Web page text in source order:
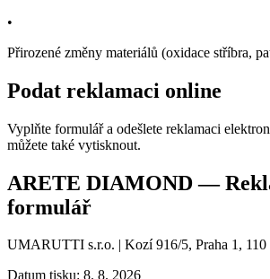
•
Přirozené změny materiálů (oxidace stříbra,
Podat reklamaci online
Vyplňte formulář a odešlete reklamaci
můžete také vytisknout.
ARETE DIAMOND —
formulář
UMARUTTI s.r.o. | Kozí 916/5, Praha 1,
Datum tisku: 8. 8. 2026